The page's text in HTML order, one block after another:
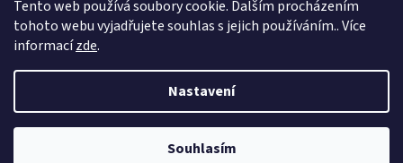
Tento web používá soubory cookie. Dalším procházením
tohoto webu vyjadřujete souhlas s jejich používáním.. Více
informacízde.
Nastavení
Souhlasím
Copyright 2025OnlineMedical.cz. Všechna práva
vyhrazena.
Vytvořil a marketingově zajišťuje